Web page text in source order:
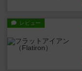
レビュー